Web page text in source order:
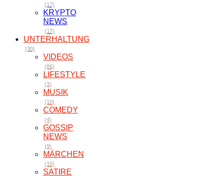
(17)
KRYPTO
NEWS
(17)
UNTERHALTUNG
(30)
VIDEOS
(86)
LIFESTYLE
(3)
MUSIK
(10)
COMEDY
(4)
GOSSIP
NEWS
(9)
MÄRCHEN
(10)
SATIRE